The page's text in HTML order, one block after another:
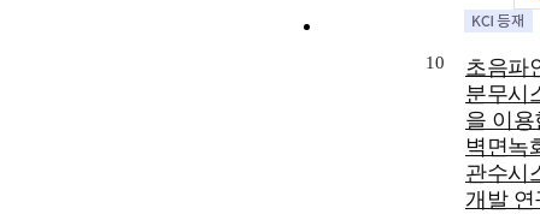
10
초음파
분무시
을 이용
벽면녹
관수시
개발 연